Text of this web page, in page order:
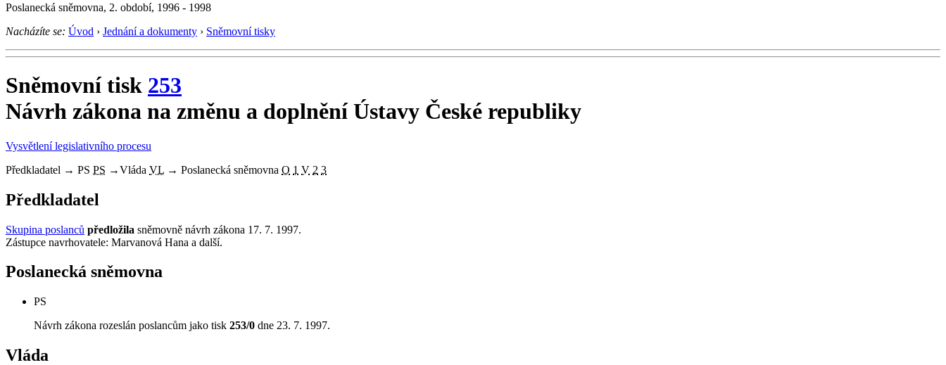
Poslanecká sněmovna, 2. období, 1996 - 1998
Nacházíte se: Úvod › Jednání a dokumenty › Sněmovní tisky
Sněmovní tisk 253
Návrh zákona na změnu a doplnění Ústavy České republiky
Vysvětlení legislativního procesu
Předkladatel → PS PS →Vláda VL → Poslanecká sněmovna O 1 V 2 3
Předkladatel
Skupina poslanců předložila sněmovně návrh zákona 17. 7. 1997.
Zástupce navrhovatele: Marvanová Hana a další.
Poslanecká sněmovna
PS
Návrh zákona rozeslán poslancům jako tisk 253/0 dne 23. 7. 1997.
Vláda